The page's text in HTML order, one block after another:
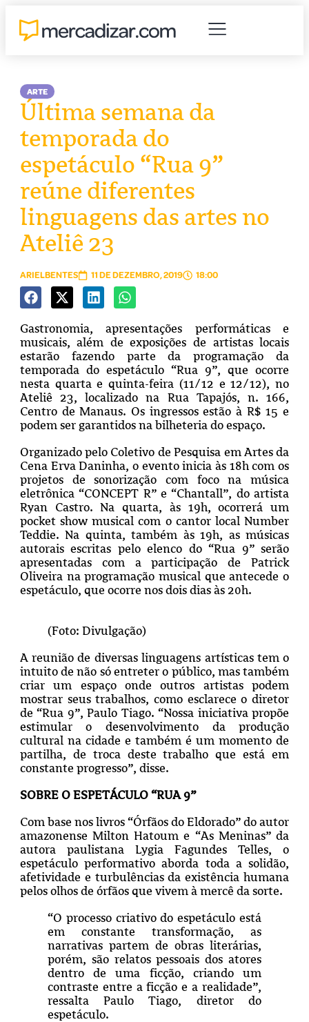
ARTE
Última semana da
temporada do
espetáculo “Rua 9”
reúne diferentes
linguagens das artes no
Ateliê 23
ARIELBENTES 11 DE DEZEMBRO, 2019 18:00
Gastronomia, apresentações performáticas e
musicais, além de exposições de artistas locais
estarão fazendo parte da programação da
temporada do espetáculo “Rua 9”, que ocorre
nesta quarta e quinta-feira (11/12 e 12/12), no
Ateliê 23, localizado na Rua Tapajós, n. 166,
Centro de Manaus. Os ingressos estão à R$ 15 e
podem ser garantidos na bilheteria do espaço.
Organizado pelo Coletivo de Pesquisa em Artes da
Cena Erva Daninha, o evento inicia às 18h com os
projetos de sonorização com foco na música
eletrônica “CONCEPT R” e “Chantall”, do artista
Ryan Castro. Na quarta, às 19h, ocorrerá um
pocket show musical com o cantor local Number
Teddie. Na quinta, também às 19h, as músicas
autorais escritas pelo elenco do “Rua 9” serão
apresentadas com a participação de Patrick
Oliveira na programação musical que antecede o
espetáculo, que ocorre nos dois dias às 20h.
(Foto: Divulgação)
A reunião de diversas linguagens artísticas tem o
intuito de não só entreter o público, mas também
criar um espaço onde outros artistas podem
mostrar seus trabalhos, como esclarece o diretor
de “Rua 9”, Paulo Tiago. “Nossa iniciativa propõe
estimular o desenvolvimento da produção
cultural na cidade e também é um momento de
partilha, de troca deste trabalho que está em
constante progresso”, disse.
SOBRE O ESPETÁCULO “RUA 9”
Com base nos livros “Órfãos do Eldorado” do autor
amazonense Milton Hatoum e “As Meninas” da
autora paulistana Lygia Fagundes Telles, o
espetáculo performativo aborda toda a solidão,
afetividade e turbulências da existência humana
pelos olhos de órfãos que vivem à mercê da sorte.
“O processo criativo do espetáculo está
em constante transformação, as
narrativas partem de obras literárias,
porém, são relatos pessoais dos atores
dentro de uma ficção, criando um
contraste entre a ficção e a realidade”,
ressalta Paulo Tiago, diretor do
espetáculo.